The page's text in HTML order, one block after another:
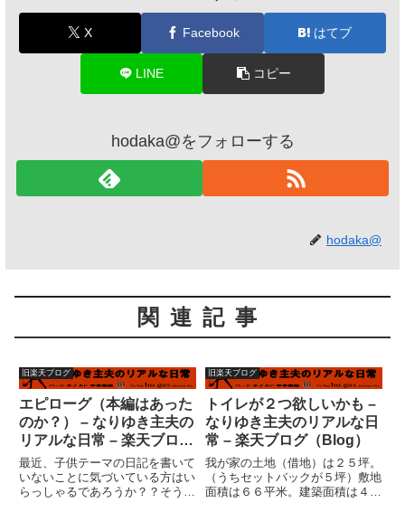
X Facebook はてブ
LINE コピー
hodaka@をフォローする
hodaka@
関連記事
旧楽天ブログ
エピローグ（本編はあった
のか？） – なりゆき主夫の
リアルな日常 – 楽天ブログ
（Blog）
最近、子供テーマの日記を書いて
いないことに気づいている方はい
らっしゃるであろうか？？そう、
旧楽天ブログ
トイレが２つ欲しいかも –
なりゆき主夫のリアルな日
常 – 楽天ブログ（Blog）
我が家の土地（借地）は２５坪。
（うちセットバックが５坪）敷地
面積は６６平米。建築面積は４１